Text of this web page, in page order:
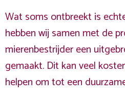
Wat soms ontbreekt is
hebben wij samen met de
mierenbestrijder een
gemaakt. Dit kan veel
helpen om tot een